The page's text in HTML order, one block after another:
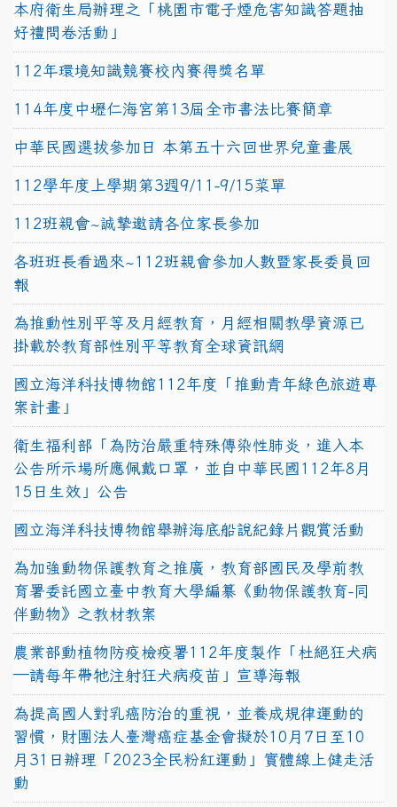
本府衛生局辦理之「桃園市電子煙危害知識答題抽
好禮問卷活動」
112年環境知識競賽校內賽得獎名單
114年度中壢仁海宮第13屆全市書法比賽簡章
中華民國選拔參加日 本第五十六回世界兒童畫展
112學年度上學期第3週9/11-9/15菜單
112班親會~誠摯邀請各位家長參加
各班班長看過來~112班親會參加人數暨家長委員回
報
為推動性別平等及月經教育，月經相關教學資源已
掛載於教育部性別平等教育全球資訊網
國立海洋科技博物館112年度「推動青年綠色旅遊專
案計畫」
衛生福利部「為防治嚴重特殊傳染性肺炎，進入本
公告所示場所應佩戴口罩，並自中華民國112年8月
15日生效」公告
國立海洋科技博物館舉辦海底船說紀錄片觀賞活動
為加強動物保護教育之推廣，教育部國民及學前教
育署委託國立臺中教育大學編纂《動物保護教育-同
伴動物》之教材教案
農業部動植物防疫檢疫署112年度製作「杜絕狂犬病
—請每年帶牠注射狂犬病疫苗」宣導海報
為提高國人對乳癌防治的重視，並養成規律運動的
習慣，財團法人臺灣癌症基金會擬於10月7日至10
月31日辦理「2023全民粉紅運動」實體線上健走活
動